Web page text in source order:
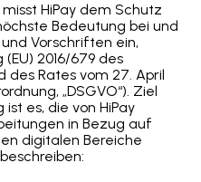
HiPay dem Schutz
Bedeutung bei und
Vorschriften ein,
2016/679 des
des Rates vom 27. April
„DSGVO“). Ziel
es, die von HiPay
in Bezug auf
digitalen Bereiche